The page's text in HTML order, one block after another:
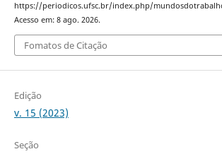
https://periodicos.ufsc.br/index.php/
Acesso em: 8 ago. 2026.
Fomatos de Citação
Edição
v. 15 (2023)
Seção